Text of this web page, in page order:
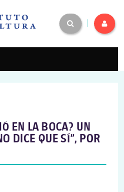
EN LA BOCA? UN
DICE QUE SÍ”, POR